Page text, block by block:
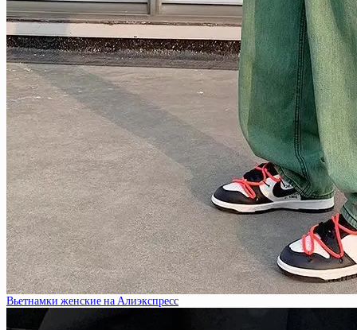
Вьетнамки женские на Алиэкспресс